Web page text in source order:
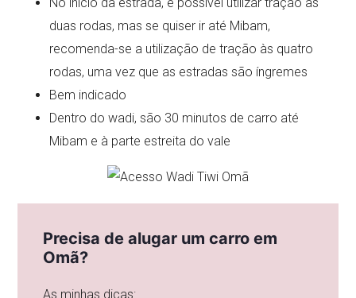
duas rodas, mas se quiser ir até Mibam,
recomenda-se a utilização de tração às quatro
rodas, uma vez que as estradas são íngremes
Bem indicado
Dentro do wadi, são 30 minutos de carro até
Mibam e à parte estreita do vale
Precisa de alugar um carro em
Omã?
As minhas dicas: